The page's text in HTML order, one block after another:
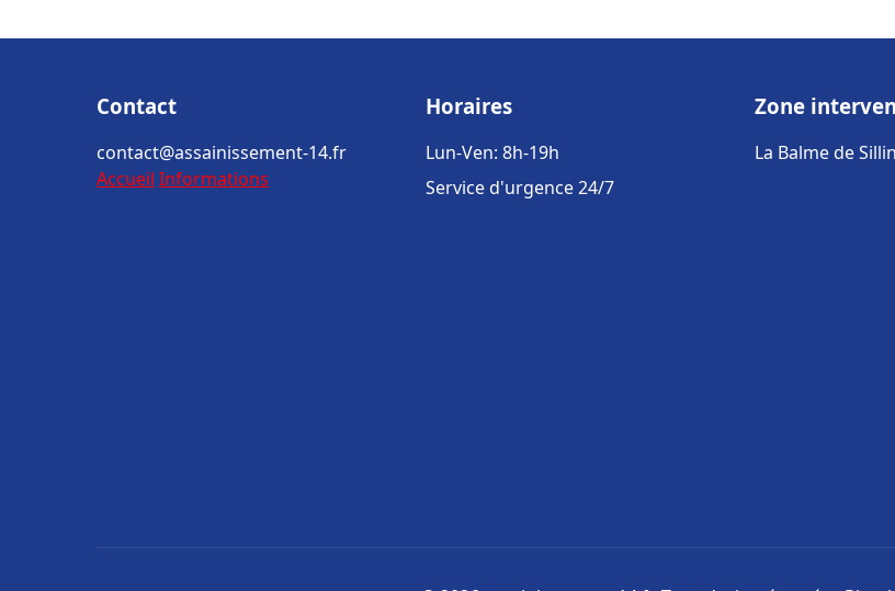
Contact
contact@assainissement-14.fr
Accueil Informations
Horaires
Lun-Ven: 8h-19h
Service d'urgence 24/7
Zone
La Balme de